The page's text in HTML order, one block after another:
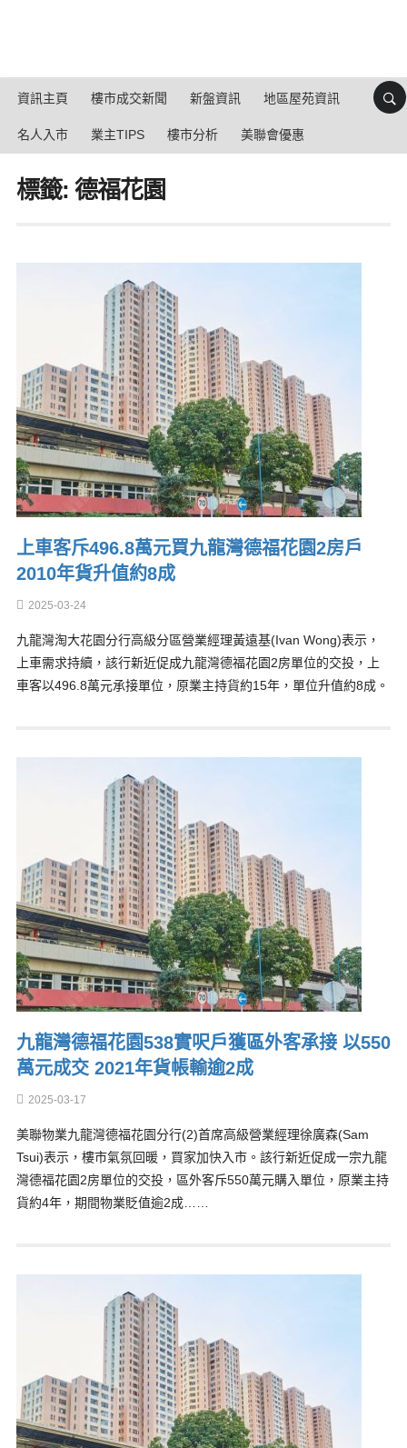
資訊主頁 樓市成交新聞 新盤資訊 地區屋苑資訊
名人入市 業主TIPS 樓市分析 美聯會優惠
標籤: 德福花園
上車客斥496.8萬元買九龍灣德福花園2房戶
2010年貨升值約8成
2025-03-24
九龍灣淘大花園分行高級分區營業經理黃遠基(Ivan Wong)表示，
上車需求持續，該行新近促成九龍灣德福花園2房單位的交投，上
車客以496.8萬元承接單位，原業主持貨約15年，單位升值約8成。
九龍灣德福花園538實呎戶獲區外客承接 以550
萬元成交 2021年貨帳輸逾2成
2025-03-17
美聯物業九龍灣德福花園分行(2)首席高級營業經理徐廣森(Sam
Tsui)表示，樓市氣氛回暖，買家加快入市。該行新近促成一宗九龍
灣德福花園2房單位的交投，區外客斥550萬元購入單位，原業主持
貨約4年，期間物業貶值逾2成……